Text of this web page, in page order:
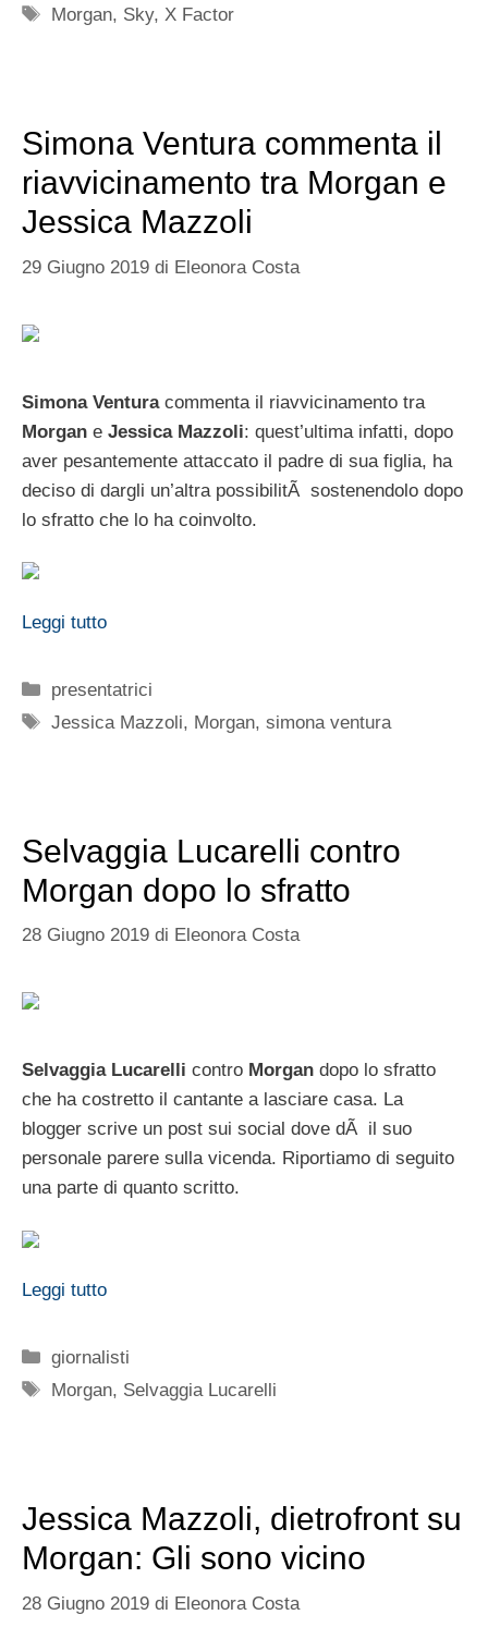
Tag
Morgan, Sky,X Factor
Simona Ventura commenta il
riavvicinamento tra Morgan e
Jessica Mazzoli
29 Giugno 2019 di Eleonora Costa
Simona Venturacommenta il riavvicinamento tra
Morgan e Jessica Mazzoli: quest’ultima infatti, dopo
aver pesantemente attaccato il padre di sua figlia, ha
deciso di dargli un’altra possibilitÃ sostenendolo dopo
lo sfratto che lo ha coinvolto.
Leggi tutto
Categorie
presentatrici
Tag
Jessica Mazzoli, Morgan,simona ventura
Selvaggia Lucarelli contro
Morgan dopo lo sfratto
28 Giugno 2019 di Eleonora Costa
Selvaggia Lucarelli contro Morgan dopo lo sfratto
che ha costretto il cantante a lasciare casa. La
blogger scrive un post sui social dove dÃ il suo
personale parere sulla vicenda. Riportiamo di seguito
una parte di quanto scritto.
Leggi tutto
Categorie
giornalisti
Tag
Morgan, Selvaggia Lucarelli
Jessica Mazzoli, dietrofront su
Morgan: Gli sono vicino
28 Giugno 2019 di Eleonora Costa